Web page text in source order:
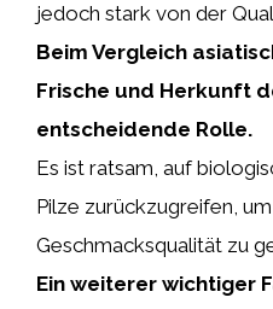
jedoch stark von der
Beim Vergleich
Frische und Herkunft
entscheidende Rolle.
Es ist ratsam, auf
Pilze zurückzugreifen,
Geschmacksqualität zu
Ein weiterer wichtiger